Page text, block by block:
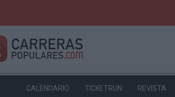
CALENDARIO TICKETRUN REVISTA